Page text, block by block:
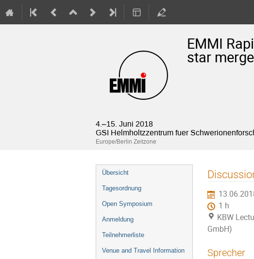
EMMI
star
4.–15. Juni 2018
GSI Helmholtzzentrum fuer
Europe/Berlin Zeitzone
Veranstaltungsmenü
Übersicht
Tagesordnung
Open Symposium
Anmeldung
Teilnehmerliste
Venue and Travel Information
1 h
KBW
GmbH)
Sprecher